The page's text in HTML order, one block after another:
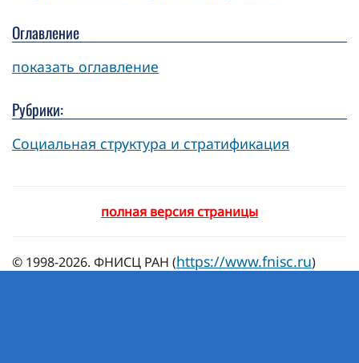
Оглавление
показать оглавление
Рубрики:
Социальная структура и стратификация
полная версия страницы
© 1998-2026. ФНИСЦ РАН (https://www.fnisc.ru)